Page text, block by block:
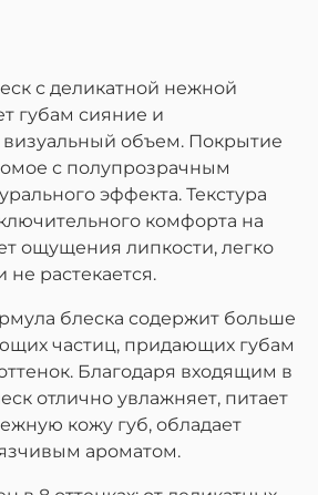
с деликатной нежной
губам сияние и
объем. Покрытие
с полупрозрачным
эффекта. Текстура
комфорта на
ощущения липкости, легко
не растекается.
блеска содержит больше
частиц, придающих губам
Благодаря входящим в
отлично увлажняет, питает
кожу губ, обладает
ароматом.